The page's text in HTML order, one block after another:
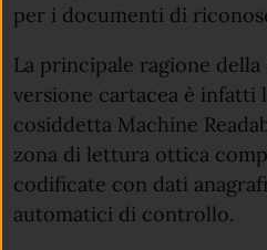
per i documenti di
La principale ragione
versione cartacea è infatti
cosiddetta Machine
zona di lettura ottica
codificate con dati
automatici di controllo.